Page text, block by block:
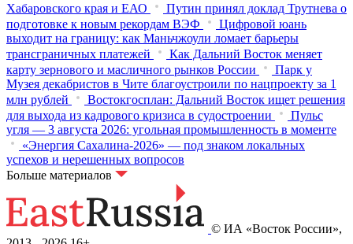
Хабаровского края и ЕАО
Путин принял доклад Трутнева о
подготовке к новым рекордам ВЭФ
Цифровой юань
выходит на границу: как Маньчжоули ломает барьеры
трансграничных платежей
Как Дальний Восток меняет
карту зернового и масличного рынков России
Парк у
Музея декабристов в Чите благоустроили по нацпроекту за 1
млн рублей
Востокгосплан: Дальний Восток ищет решения
для выхода из кадрового кризиса в судостроении
Пульс
угля — 3 августа 2026: угольная промышленность в моменте
«Энергия Сахалина-2026» — под знаком локальных
успехов и нерешенных вопросов
Больше материалов
© ИА «Восток России»,